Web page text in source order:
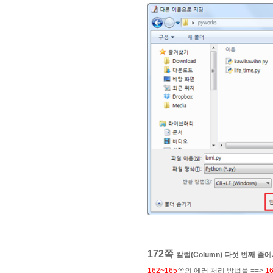
172쪽 칼럼(Column) 다섯 번째 줄
162~165쪽의 에러 처리 방법을 ==>